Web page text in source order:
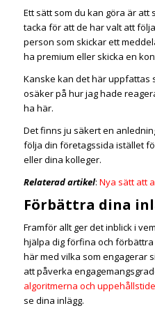
Ett sätt som du kan göra är att
tacka för att de har valt att
person som skickar ett
ha premium eller skicka en
Kanske kan det här uppfattas
osäker på hur jag hade
ha här.
Det finns ju säkert en
följa din företagssida istället
eller dina kolleger.
Relaterad artikel: Nya sätt att
Förbättra dina
Framför allt ger det inblick i
hjälpa dig förfina och
här med vilka som engagerar
att påverka
algoritmerna och
se dina inlägg.